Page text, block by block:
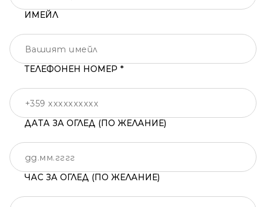
ИМЕЙЛ
ТЕЛЕФОНЕН НОМЕР *
ДАТА ЗА ОГЛЕД (ПО ЖЕЛАНИЕ)
ЧАС ЗА ОГЛЕД (ПО ЖЕЛАНИЕ)